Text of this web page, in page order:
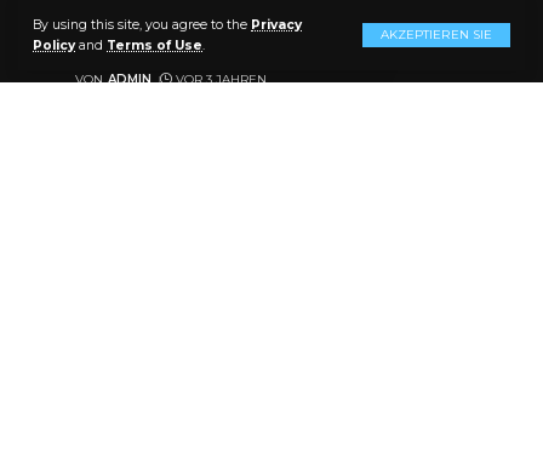
By using this site, you agree to the Privacy
Policyand Terms of Use.
AKZEPTIEREN SIE
VON ADMIN VOR 3 JAHREN
AKTIE 9 MIN. LESEN